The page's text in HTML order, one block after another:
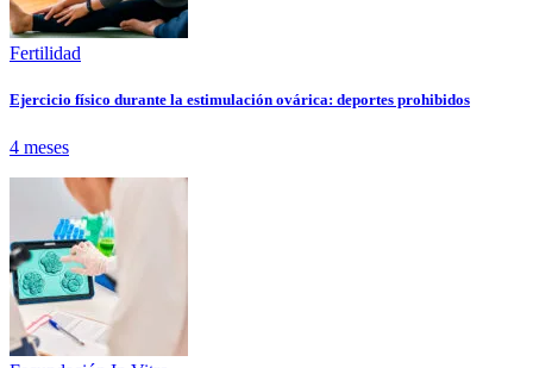
Fertilidad
Ejercicio físico durante la estimulación ovárica: deportes prohibidos
4 meses